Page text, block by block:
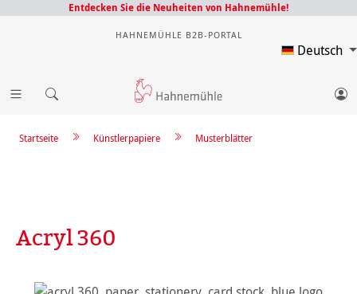
Entdecken Sie die Neuheiten von Hahnemühle!
HAHNEMÜHLE B2B-PORTAL
Deutsch
Musterblätter
Künstlerpapiere
Startseite
Acryl 360